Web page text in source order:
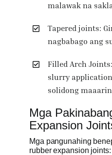
malawak na
Tapered joints:
nagbabago ang
Filled Arch
slurry
solidong
Mga
Expansion
Mga pangunahing
rubber expansion joints: